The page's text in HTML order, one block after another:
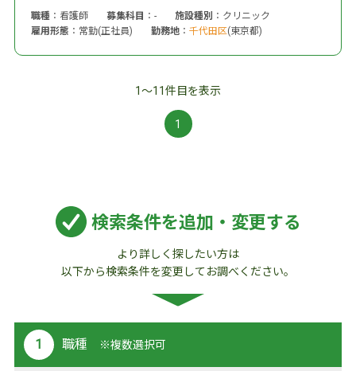
職種 ：看護師 募集科目 ：- 施設種別 ：クリニック
雇用形態 ：常勤(正社員) 勤務地： 千代田区(東京都)
1～11件目を表示
1
検索条件を追加・変更する
より詳しく探したい方は
以下から検索条件を変更してお調べください。
職種 ※複数選択可